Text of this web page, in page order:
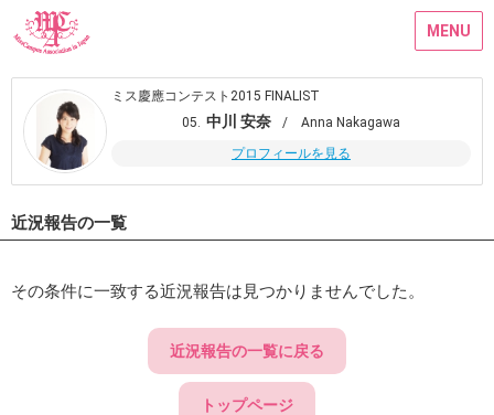
MENU
ミス慶應コンテスト2015 FINALIST
05. 中川 安奈
/ Anna Nakagawa
プロフィールを見る
近況報告の一覧
その条件に一致する近況報告は見つかりませんでした。
近況報告の一覧に戻る
トップページ